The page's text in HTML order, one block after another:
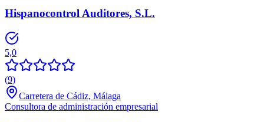
Hispanocontrol Auditores, S.L.
5,0
(9)
Carretera de Cádiz, Málaga
Consultora de administración empresarial